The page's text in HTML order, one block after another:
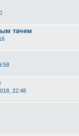
тачем
22:48